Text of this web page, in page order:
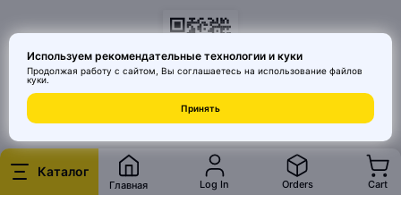
Каталог
Главная Log In Orders Cart
© 2026 MAI HE MAI. Маркетплейс дизайнерских товаров со всего
Китая по ценам заводов. Все права защищены.
Используем рекомендательные технологии и куки
Продолжая работу с сайтом, Вы соглашаетесь на использование файлов
куки.
Принять